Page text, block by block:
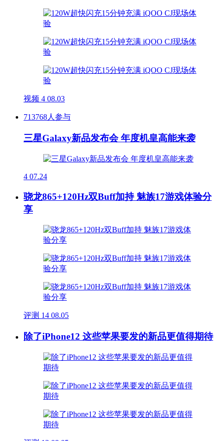
视频 4 08.03
713768人参与
三星Galaxy新品发布会 年度机皇高能来袭
4 07.24
骁龙865+120Hz双Buff加持 魅族17游戏体验分
享
评测 14 08.05
除了iPhone12 这些苹果要发的新品更值得期待